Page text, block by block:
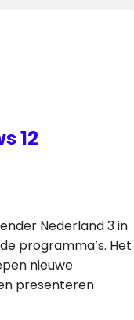
12
Nederland 3 in
programma’s. Het
nieuwe
presenteren